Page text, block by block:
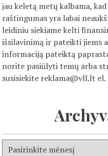
jau keletą metų kalbama,
raštingumas yra labai
leidiniu siekiame kelti
išsilavinimą ir pateikti jiems
informaciją pateiktą
norite pasiūlyti temų arba
susisiekite reklama@vll.lt